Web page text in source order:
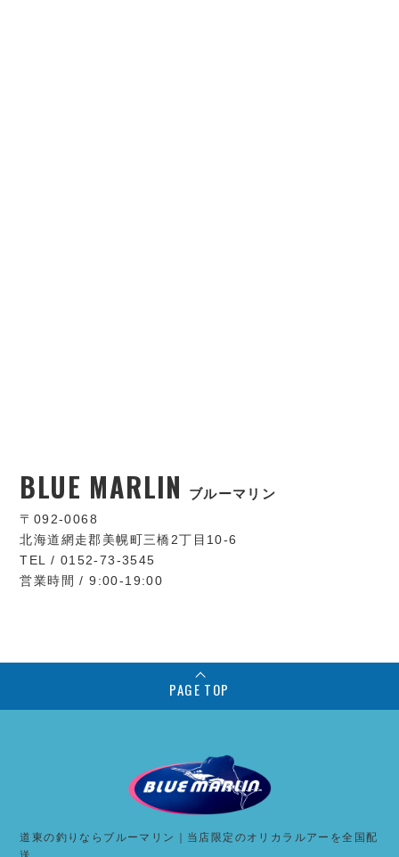
BLUE MARLIN ブルーマリン
〒092-0068
北海道網走郡美幌町三橋2丁目10-6
TEL / 0152-73-3545
営業時間 / 9:00-19:00
PAGE TOP
道東の釣りならブルーマリン｜当店限定のオリカラルアーを全国配